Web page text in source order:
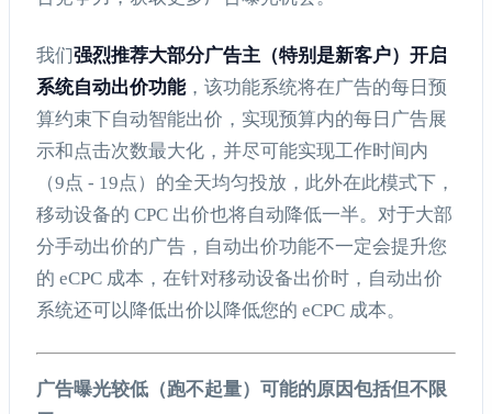
我们强烈推荐大部分广告主（特别是新客户）开启
系统自动出价功能，该功能系统将在广告的每日预
算约束下自动智能出价，实现预算内的每日广告展
示和点击次数最大化，并尽可能实现工作时间内
（9点 - 19点）的全天均匀投放，此外在此模式下，
移动设备的 CPC 出价也将自动降低一半。 对于大部
分手动出价的广告，自动出价功能不一定会提升您
的 eCPC 成本，在针对移动设备出价时，自动出价
系统还可以降低出价以降低您的 eCPC 成本。
广告曝光较低（跑不起量）可能的原因包括但不限